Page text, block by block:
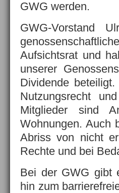
GWG werden.
GWG-Vorstand
Aufsichtsrat und
unserer
Dividende
Nutzungsrecht
Mitglieder sind
Wohnungen. Auch
Abriss von nicht
Rechte und bei
Bei der GWG gibt
hin zum